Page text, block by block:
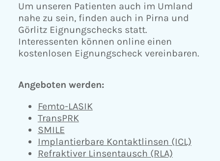
Um unseren Patienten auch im Umland
nahe zu sein, finden auch in Pirna und
Görlitz Eignungschecks statt.
Interessenten können online einen
kostenlosen Eignungscheck vereinbaren.
Angeboten werden:
Femto-LASIK
TransPRK
SMILE
Implantierbare Kontaktlinsen (ICL)
Refraktiver Linsentausch (RLA)